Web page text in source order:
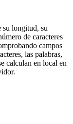
su longitud, su
de caracteres
campos
las palabras,
calculan en local en